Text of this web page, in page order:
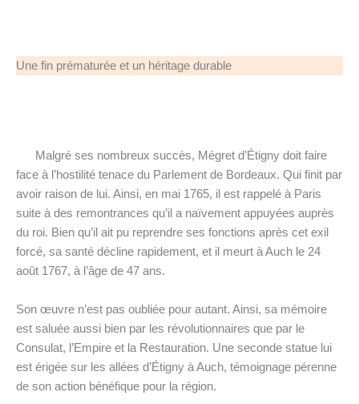
Une fin prématurée et un héritage durable
Malgré ses nombreux succès, Mégret d’Étigny doit faire
face à l’hostilité tenace du Parlement de Bordeaux. Qui finit par
avoir raison de lui. Ainsi, en mai 1765, il est rappelé à Paris
suite à des remontrances qu’il a naïvement appuyées auprès
du roi. Bien qu’il ait pu reprendre ses fonctions après cet exil
forcé, sa santé décline rapidement, et il meurt à Auch le 24
août 1767, à l’âge de 47 ans.
Son œuvre n’est pas oubliée pour autant. Ainsi, sa mémoire
est saluée aussi bien par les révolutionnaires que par le
Consulat, l’Empire et la Restauration. Une seconde statue lui
est érigée sur les allées d’Étigny à Auch, témoignage pérenne
de son action bénéfique pour la région.